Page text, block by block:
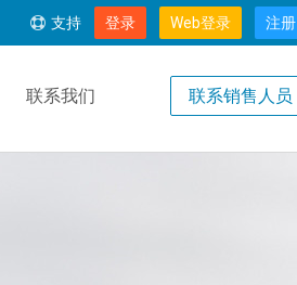
支持 登录 Web登录 注册
联系我们 联系销售人员